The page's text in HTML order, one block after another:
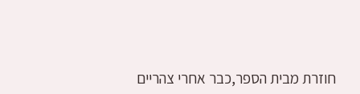
חוזרת מבית הספר,כבר אחרי צהריים